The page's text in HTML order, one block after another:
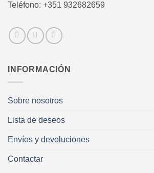
Teléfono: +351 932682659
INFORMACIÓN
Sobre nosotros
Lista de deseos
Envíos y devoluciones
Contactar